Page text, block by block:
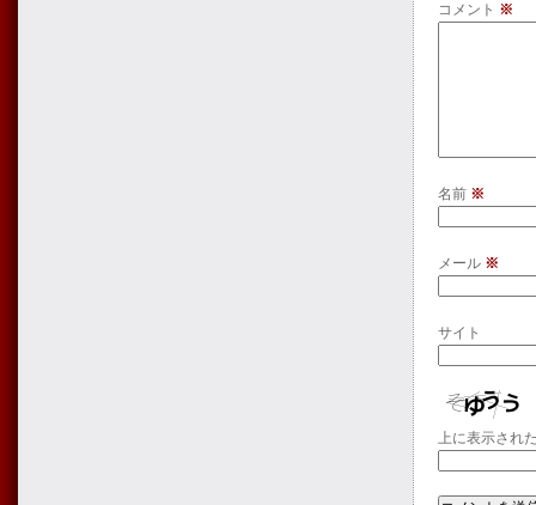
コメント ※
名前 ※
メール ※
サイト
上に表示され